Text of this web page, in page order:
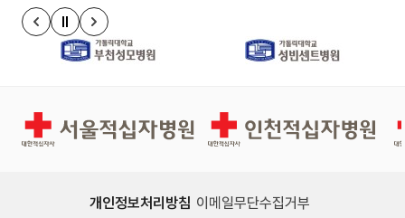
이전 슬라이드
정지
다음 슬라이드
서울적십자병원 인천적십자병원
개인정보처리방침 이메일무단수집거부